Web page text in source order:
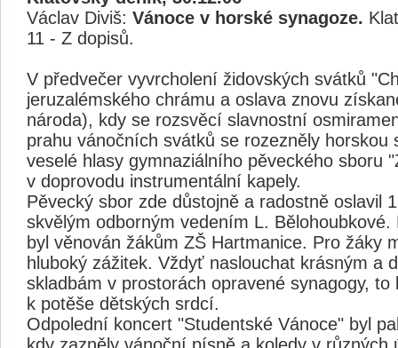
Václav Diviš: Vánoce v horské synagoze.
11 - Z dopisů.
V předvečer vyvrcholení židovských svátků
jeruzalémského chrámu a oslava znovu
národa), kdy se rozsvěcí slavnostní
prahu vánočních svátků se rozezněly horskou
veselé hlasy gymnaziálního pěveckého sboru
v doprovodu instrumentální kapely.
Pěvecký sbor zde důstojně a radostně oslavil
skvělým odborným vedením L.
byl věnován žákům ZŠ Hartmanice. Pro žáky
hluboký zážitek. Vždyť naslouchat krásným a
skladbám v prostorách opravené synagogy, to
k potěše dětských srdcí.
Odpolední koncert "Studentské Vánoce" byl